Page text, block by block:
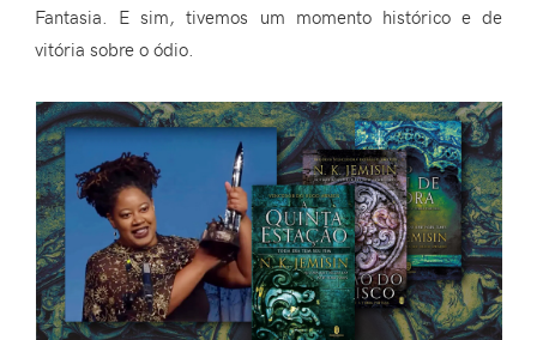
Fantasia. E sim, tivemos um momento histórico e de
vitória sobre o ódio.